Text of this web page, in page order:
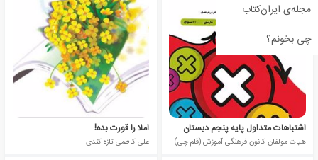
مجله‌ی ایران‌کتاب
چی بخونم؟
اشتباهات متداول پایه پنجم دبستان
هیات مولفان کانون فرهنگی آموزش (قلم چی)
املا را قورت بده!
علی کاظمی تازه کندی